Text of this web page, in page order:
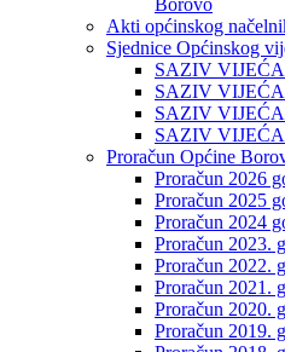
Borovo
Akti općinskog
Sjednice Općinskog
SAZIV VIJEĆA
SAZIV VIJEĆA
SAZIV VIJEĆA
SAZIV VIJEĆA
Proračun Općine
Proračun 2026
Proračun 2025
Proračun 2024
Proračun 2023.
Proračun 2022.
Proračun 2021.
Proračun 2020.
Proračun 2019.